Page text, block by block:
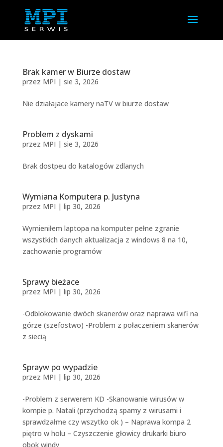
Brak kamer w Biurze dostaw
przez MPI | sie 3, 2026
Nie działajace kamery naTV w biurze dostaw
Problem z dyskami
przez MPI | sie 3, 2026
Brak dostpeu do katalogów zdlanych
Wymiana Komputera p. Justyna
przez MPI | lip 30, 2026
Wymieniłem laptopa na komputer pełne zgranie
wszystkich danych aktualizacja z windows 8 na 10,
zachowanie programów
Sprawy bieżace
przez MPI | lip 30, 2026
-Odblokowanie dwóch skanerów oraz naprawa wifi na
górze (szefostwo) -Problem z połaczeniem skanerów
z siecią
Sprayw po wypadzie
przez MPI | lip 30, 2026
-Problem z serwerem KD -Skanowanie wirusów w
kompie p. Natali (przychodzą spamy z wirusami i
sprawdzałme czy wszytko ok ) – Naprawa kompa 2
piętro w holu – Czyszczenie głowicy drukarki biuro
obok windy